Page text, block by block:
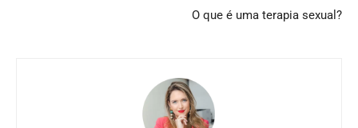
O que é uma terapia sexual?